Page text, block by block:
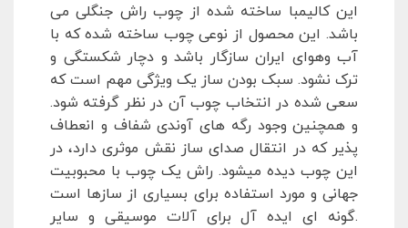
این کالیمبا ساخته شده از چوب راش جنگلی می
باشد. این محصول از نوعی چوب ساخته شده که با
آب وهوای ایران سازگار باشد و دچار شکستگی و
ترک نشود. سبک بودن ساز یک ویژگی مهم است که
سعی شده در انتخاب چوب آن در نظر گرفته شود.
و همچنین وجود رگه های آوندی شفاف و انعطاف
پذیر که در انتقال صدای ساز نقش موثری دارد، در
این چوب دیده میشود. راش یک چوب با محبوبیت
جهانی و مورد استفاده برای بسیاری از سازها است
.گونه ای ایده آل برای آلات موسیقی و سایر